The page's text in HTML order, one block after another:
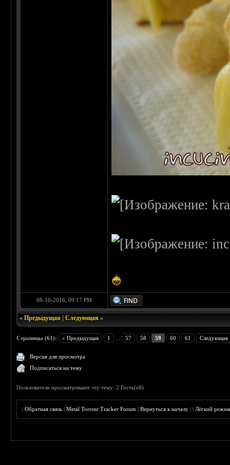
08-10-2016, 09:17 PM
«Предыдущая |Следующая »
Страницы (61): « Предыдущая 1 57 58 59 60 61 Следующая
Версия для просмотра
Подписаться на тему
Пользователи просматривают эту тему: 2 Гость(ей)
|Обратная связь |Metal Torrent Tracker Forum |Вернуться к началу ||Лёгкий